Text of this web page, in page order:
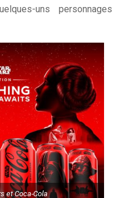
uns personnages
et Coca-Cola